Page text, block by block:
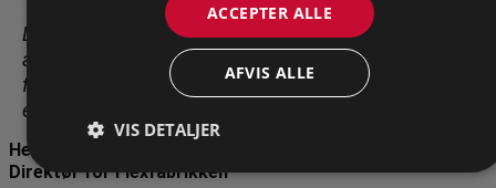
Det er vigtigt at holde fokus på den værdi, som socialt
ansvar i en virksomhed skaber både for samfundet og
for den enkelte. Den sociale bæredygtighedsberegner
er et super værktøj til at opgøre den samfundsværdi.
Henriette Friis Højer
Direktør for Flexfabrikken
ACCEPTER ALLE
AFVIS ALLE
VIS DETALJER